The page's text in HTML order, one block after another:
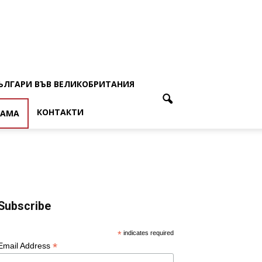
ВЪВ ВЕЛИКОБРИТАНИЯ
КОНТАКТИ
* indicates required
Address *